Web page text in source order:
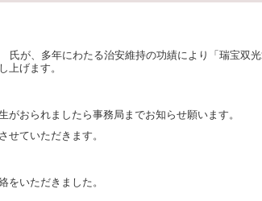
が、多年にわたる治安維持の功績により「瑞宝双光
げます。
られましたら事務局までお知らせ願います。
ていただきます。
いただきました。